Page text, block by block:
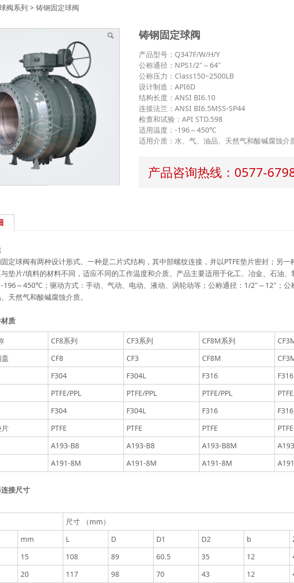
定球阀
阀系列 > 铸钢固定球阀
铸钢固定球阀
产品型号：Q347F/W/H/Y
公称通径：NPS1/2"～64"
公称压力：Class150~2500LB
设计制造：API6D
结构长度：ANSI BI6.10
连接法兰：ANSI BI6.5MSS-SP44
检查和试验：API STD.598
适用温度：-196～450℃
适用介质：水、气、油品、天然气和酸碱腐蚀介
产品咨询热线：0577-
球阀有两种设计形式。一种是二片式结构，其中部螺纹连接，并以PTFE垫片密封；另一
垫片/填料的材料不同，适应不同的工作温度和介质。产品主要适用于化工、冶金、石油
196～450℃；驱动方式：手动、气动、电动、液动、涡轮动等；公称通径：1/2"～12"；公
天然气和酸碱腐蚀介质。
质
CF8系列 CF3系列 CF8M系列
CF8 CF3 CF8M
F304 F304L F316
PTFE/PPL PTFE/PPL PTFE/PPL
F304 F304L F316
PTFE PTFE PTFE PTFE
A193-B8 A193-B8 A193-B8M
A191-8M A191-8M A191-8M
接尺寸
尺寸 （mm）
mm L D D1 D2 b
15 108 89 60.5 35 12
20 117 98 70 43 12